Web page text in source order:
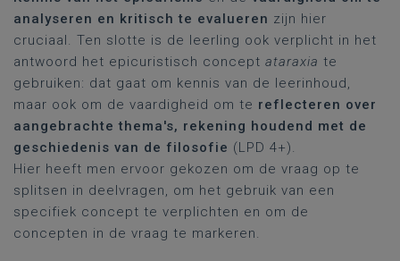
analyseren en kritisch te evalueren zijn hier
cruciaal. Ten slotte is de leerling ook verplicht in het
antwoord het epicuristisch concept ataraxia te
gebruiken: dat gaat om kennis van de leerinhoud,
maar ook om de vaardigheid om te reflecteren over
aangebrachte thema's, rekening houdend met de
geschiedenis van de filosofie (LPD 4+).
Hier heeft men ervoor gekozen om de vraag op te
splitsen in deelvragen, om het gebruik van een
specifiek concept te verplichten en om de
concepten in de vraag te markeren.